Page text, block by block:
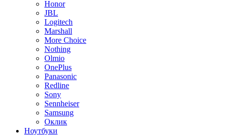
Honor
JBL
Logitech
Marshall
More Choice
Nothing
Olmio
OnePlus
Panasonic
Redline
Sony
Sennheiser
Samsung
Оклик
Ноутбуки